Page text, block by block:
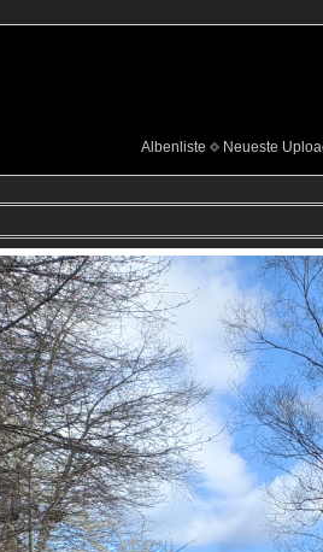
Albenliste Neueste